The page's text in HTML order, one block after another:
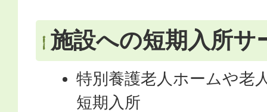
施設への短期入所サ
特別養護老人ホームや老
短期入所